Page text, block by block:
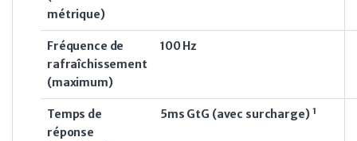
métrique)
Fréquence de
rafraîchissement
(maximum)
100 Hz
Temps de
réponse
5ms GtG (avec surcharge) 1